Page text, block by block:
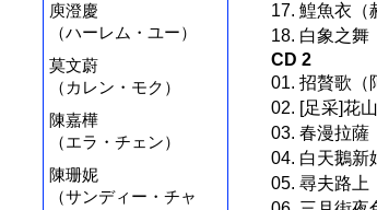
庾澄慶
（ハーレム・ユー）
莫文蔚
（カレン・モク）
陳嘉樺
（エラ・チェン）
陳珊妮
（サンディー・チャ
17. 鰉魚衣（
18. 白象之舞
CD 2
01. 招贅歌（
02. [足采]花
03. 春漫拉薩
04. 白天鵝新
05. 尋夫路上